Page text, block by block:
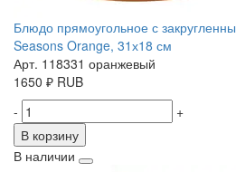
Блюдо прямоугольное с
Seasons Orange, 31х18 см
Арт. 118331 оранжевый
1650 ₽ RUB
-
+
В корзину
В наличии